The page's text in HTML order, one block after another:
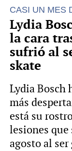
CASI UN MES
Lydia
la cara
sufrió al
skate
Lydia Bosch
más
está su
lesiones que
agosto al